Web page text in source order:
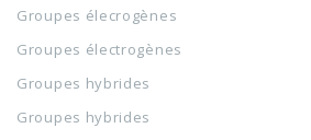
Groupes élecrogènes
Groupes électrogènes
Groupes hybrides
Groupes hybrides